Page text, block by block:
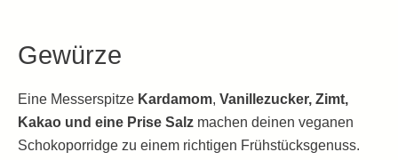
Gewürze
Eine Messerspitze Kardamom, Vanillezucker, Zimt,
Kakao und eine Prise Salz machen deinen veganen
Schokoporridge zu einem richtigen Frühstücksgenuss.